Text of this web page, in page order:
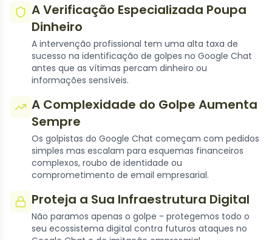
A Verificação Especializada Poupa
Dinheiro
A intervenção profissional tem uma alta taxa de
sucesso na identificação de golpes no Google Chat
antes que as vítimas percam dinheiro ou
informações sensíveis.
A Complexidade do Golpe Aumenta
Sempre
Os golpistas do Google Chat começam com pedidos
simples mas escalam para esquemas financeiros
complexos, roubo de identidade ou
comprometimento de email empresarial.
Proteja a Sua Infraestrutura Digital
Não paramos apenas o golpe - protegemos todo o
seu ecossistema digital contra futuros ataques no